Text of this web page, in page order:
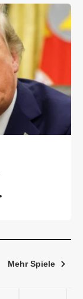
Mehr Spiele